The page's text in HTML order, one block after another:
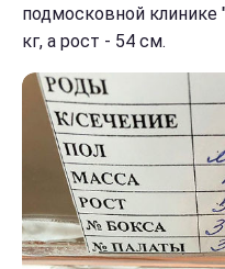
подмосковной
кг, а рост - 54 см.